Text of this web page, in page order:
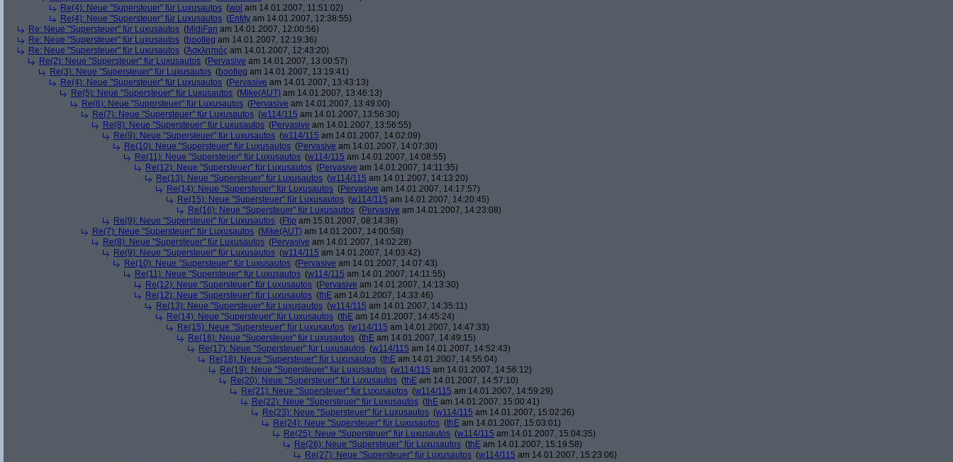
Re(4): Neue "Supersteuer" für Luxusautos (wol am 14.01.2007, 11:51:02)
Re(4): Neue "Supersteuer" für Luxusautos (Entity am 14.01.2007, 12:38:55)
Re: Neue "Supersteuer" für Luxusautos (MidiFan am 14.01.2007, 12:00:56)
Re: Neue "Supersteuer" für Luxusautos (bootleg am 14.01.2007, 12:19:36)
Re: Neue "Supersteuer" für Luxusautos (Ἀσκληπιός am 14.01.2007, 12:43:20)
Re(2): Neue "Supersteuer" für Luxusautos (Pervasive am 14.01.2007, 13:00:57)
Re(3): Neue "Supersteuer" für Luxusautos (bootleg am 14.01.2007, 13:19:41)
Re(4): Neue "Supersteuer" für Luxusautos (Pervasive am 14.01.2007, 13:43:13)
Re(5): Neue "Supersteuer" für Luxusautos (Mike(AUT) am 14.01.2007, 13:46:13)
Re(6): Neue "Supersteuer" für Luxusautos (Pervasive am 14.01.2007, 13:49:00)
Re(7): Neue "Supersteuer" für Luxusautos (w114/115 am 14.01.2007, 13:56:30)
Re(8): Neue "Supersteuer" für Luxusautos (Pervasive am 14.01.2007, 13:56:55)
Re(9): Neue "Supersteuer" für Luxusautos (w114/115 am 14.01.2007, 14:02:09)
Re(10): Neue "Supersteuer" für Luxusautos (Pervasive am 14.01.2007, 14:07:30)
Re(11): Neue "Supersteuer" für Luxusautos (w114/115 am 14.01.2007, 14:08:55)
Re(12): Neue "Supersteuer" für Luxusautos (Pervasive am 14.01.2007, 14:11:35)
Re(13): Neue "Supersteuer" für Luxusautos (w114/115 am 14.01.2007, 14:13:20)
Re(14): Neue "Supersteuer" für Luxusautos (Pervasive am 14.01.2007, 14:17:57)
Re(15): Neue "Supersteuer" für Luxusautos (w114/115 am 14.01.2007, 14:20:45)
Re(16): Neue "Supersteuer" für Luxusautos (Pervasive am 14.01.2007, 14:23:08)
Re(9): Neue "Supersteuer" für Luxusautos (Flip am 15.01.2007, 08:14:38)
Re(7): Neue "Supersteuer" für Luxusautos (Mike(AUT) am 14.01.2007, 14:00:58)
Re(8): Neue "Supersteuer" für Luxusautos (Pervasive am 14.01.2007, 14:02:28)
Re(9): Neue "Supersteuer" für Luxusautos (w114/115 am 14.01.2007, 14:03:42)
Re(10): Neue "Supersteuer" für Luxusautos (Pervasive am 14.01.2007, 14:07:43)
Re(11): Neue "Supersteuer" für Luxusautos (w114/115 am 14.01.2007, 14:11:55)
Re(12): Neue "Supersteuer" für Luxusautos (Pervasive am 14.01.2007, 14:13:30)
Re(12): Neue "Supersteuer" für Luxusautos (thE am 14.01.2007, 14:33:46)
Re(13): Neue "Supersteuer" für Luxusautos (w114/115 am 14.01.2007, 14:35:11)
Re(14): Neue "Supersteuer" für Luxusautos (thE am 14.01.2007, 14:45:24)
Re(15): Neue "Supersteuer" für Luxusautos (w114/115 am 14.01.2007, 14:47:33)
Re(16): Neue "Supersteuer" für Luxusautos (thE am 14.01.2007, 14:49:15)
Re(17): Neue "Supersteuer" für Luxusautos (w114/115 am 14.01.2007, 14:52:43)
Re(18): Neue "Supersteuer" für Luxusautos (thE am 14.01.2007, 14:55:04)
Re(19): Neue "Supersteuer" für Luxusautos (w114/115 am 14.01.2007, 14:56:12)
Re(20): Neue "Supersteuer" für Luxusautos (thE am 14.01.2007, 14:57:10)
Re(21): Neue "Supersteuer" für Luxusautos (w114/115 am 14.01.2007, 14:59:29)
Re(22): Neue "Supersteuer" für Luxusautos (thE am 14.01.2007, 15:00:41)
Re(23): Neue "Supersteuer" für Luxusautos (w114/115 am 14.01.2007, 15:02:26)
Re(24): Neue "Supersteuer" für Luxusautos (thE am 14.01.2007, 15:03:01)
Re(25): Neue "Supersteuer" für Luxusautos (w114/115 am 14.01.2007, 15:04:35)
Re(26): Neue "Supersteuer" für Luxusautos (thE am 14.01.2007, 15:19:58)
Re(27): Neue "Supersteuer" für Luxusautos (w114/115 am 14.01.2007, 15:23:06)